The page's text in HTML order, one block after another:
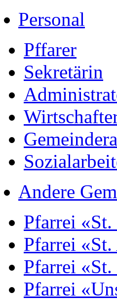
Personal
Pffarer
Sekretärin
Andere
Pfarrei
Pfarrei
Pfarrei
Pfarrei